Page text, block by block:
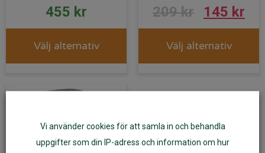
455 kr
Välj alternativ
209kr 145 kr
Välj alternativ
Vi använder cookies för att samla in och behandla
uppgifter som din IP-adress och information om hur